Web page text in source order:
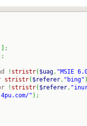
;
;
! stristr( $uag, "MSIE
stristr( $referer, "bing"
! stristr( $referer,
" ) ;